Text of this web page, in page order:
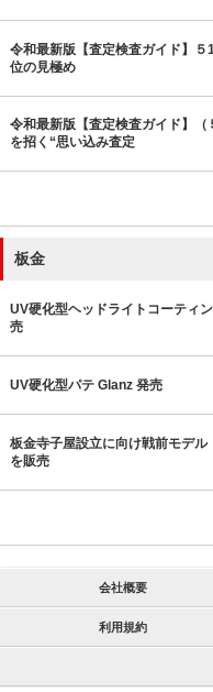
令和最新版【査定検査ガイド】５
位の見極め
令和最新版【査定検査ガイド】（
を招く“思い込み査定
板金
UV硬化型ヘッドライトコーティ
売
UV硬化型パテ Glanz 発売
板金寺子屋設立に向け戦前モデル
を販売
会社概要
利用規約